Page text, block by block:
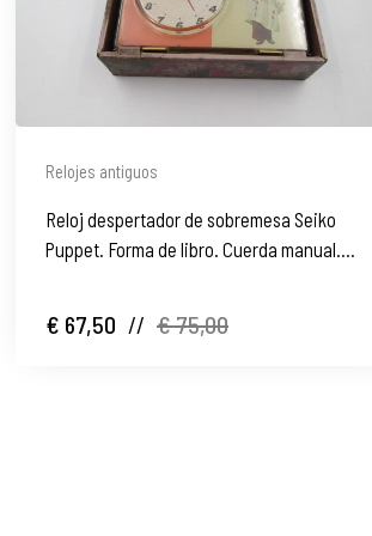
Relojes antiguos
Reloj despertador de sobremesa Seiko
Puppet. Forma de libro. Cuerda manual.
€ 67,50 // € 75,00